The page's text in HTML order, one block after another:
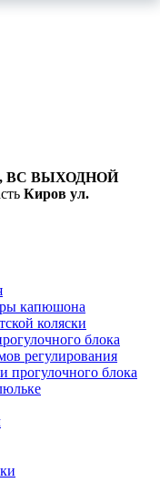
, ВС ВЫХОДНОЙ
Киров ул.
капюшона
коляски
блока
регулирования
прогулочного блока